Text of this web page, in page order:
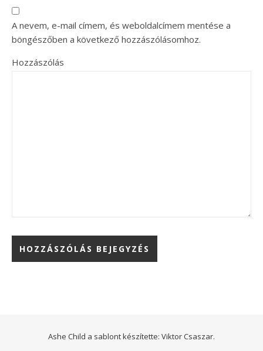
A nevem, e-mail címem, és weboldalcímem mentése a
böngészőben a következő hozzászólásomhoz.
Hozzászólás
Ashe Child a sablont készítette: Viktor Csaszar.